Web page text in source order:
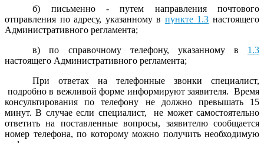
б) письменно - путем направления почтового
отправления по адресу, указанному в пункте 1.3 настоящего
Административного регламента;
в) по справочному телефону, указанному в 1.3
настоящего Административного регламента;
При ответах на телефонные звонки специалист,
подробно в вежливой форме информируют заявителя. Время
консультирования по телефону не должно превышать 15
минут. В случае если специалист, не может самостоятельно
ответить на поставленные вопросы, заявителю сообщается
номер телефона, по которому можно получить необходимую